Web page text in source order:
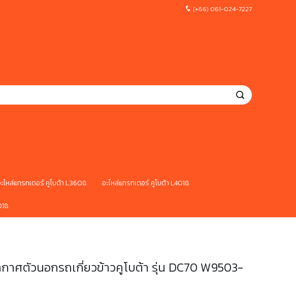
(+66) 061-024-7227
ไหล่แทรกเตอร์ คูโบต้า L3608 อะไหล่แทรกเตอร์ คูโบต้า L4018
าศตัวนอกรถเกี่ยวข้าวคูโบต้า รุ่น DC70 W9503-